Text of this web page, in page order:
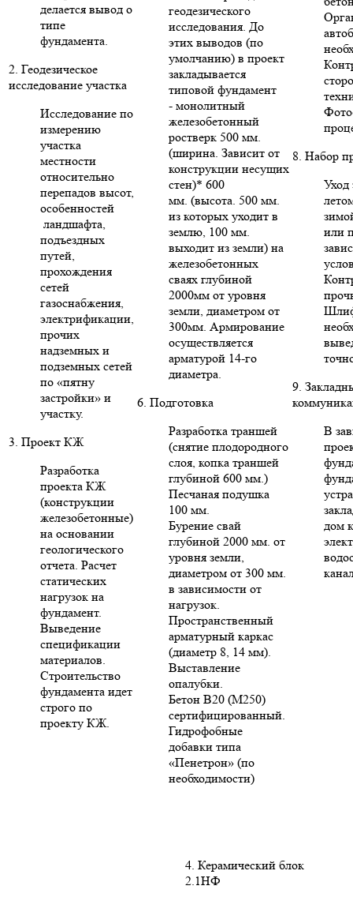
делается вывод о
типе
фундамента.
2. Геодезическое
исследование участка
Исследование по
измерению
участка
местности
относительно
перепадов высот,
особенностей
ландшафта,
подъездных
путей,
прохождения
сетей
газоснабжения,
электрификации,
прочих
надземных и
подземных сетей
по «пятну
застройки» и
участку.
3. Проект КЖ
Разработка
проекта КЖ
(конструкции
железобетонные)
на основании
геологического
отчета. Расчет
статических
нагрузок на
фундамент.
Выведение
спецификации
материалов.
Строительство
фундамента идет
строго по
проекту КЖ.
геодезического
исследования. До
этих выводов (по
умолчанию) в проект
закладывается
типовой фундамент
- монолитный
железобетонный
ростверк 500 мм.
(ширина. Зависит от
конструкции несущих
стен)* 600
мм. (высота. 500 мм.
из которых уходит в
землю, 100 мм.
выходит из земли) на
железобетонных
сваях глубиной
2000мм от уровня
земли, диаметром от
300мм. Армирование
осуществляется
арматурой 14-го
диаметра.
6. Подготовка
Разработка траншей
(снятие плодородного
слоя, копка траншей
глубиной 600 мм.)
Песчаная подушка
100 мм.
Бурение свай
глубиной 2000 мм. от
уровня земли,
диаметром от 300 мм.
в зависимости от
нагрузок.
Пространственный
арматурный каркас
(диаметр 8, 14 мм).
Выставление
опалубки.
Бетон В20 (М250)
сертифицированный.
Гидрофобные
добавки типа
«Пенетрон» (по
необходимости)
8. Набор
Уход
или
9.
В
дом
4. Керамический блок
2.1НФ